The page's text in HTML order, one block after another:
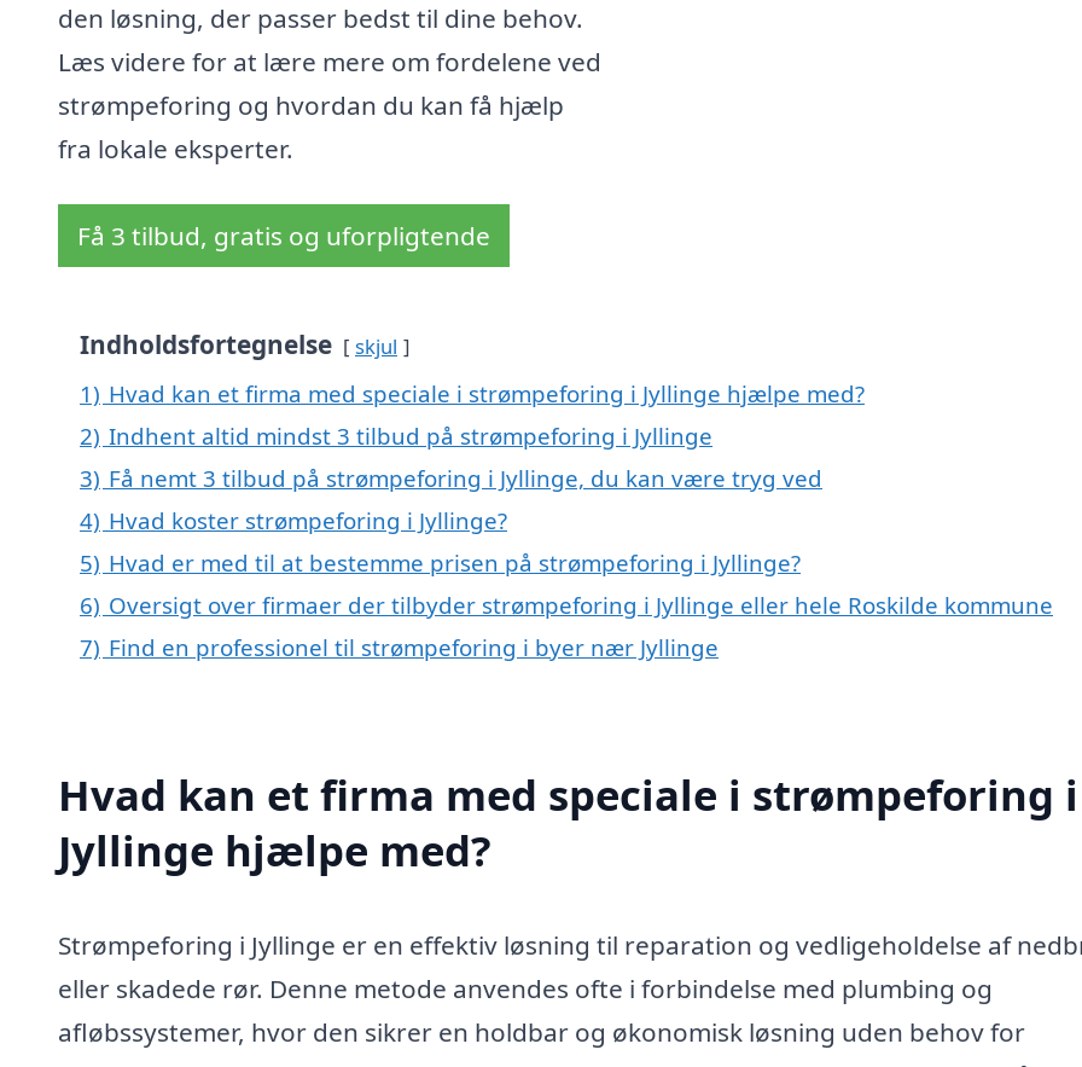
den løsning, der passer bedst til dine behov.
Læs videre for at lære mere om fordelene ved
strømpeforing og hvordan du kan få hjælp
fra lokale eksperter.
Få 3 tilbud, gratis og uforpligtende
Indholdsfortegnelse skjul
1) Hvad kan et firma med speciale i strømpeforing i Jyllinge hjælpe med?
2) Indhent altid mindst 3 tilbud på strømpeforing i Jyllinge
3) Få nemt 3 tilbud på strømpeforing i Jyllinge, du kan være tryg ved
4) Hvad koster strømpeforing i Jyllinge?
5) Hvad er med til at bestemme prisen på strømpeforing i Jyllinge?
6) Oversigt over firmaer der tilbyder strømpeforing i Jyllinge eller hele Roskilde kommune
7) Find en professionel til strømpeforing i byer nær Jyllinge
Hvad kan et firma med speciale i strømpeforing i
Jyllinge hjælpe med?
Strømpeforing i Jyllinge er en effektiv løsning til reparation og vedligeholdelse af
eller skadede rør. Denne metode anvendes ofte i forbindelse med plumbing og
afløbssystemer, hvor den sikrer en holdbar og økonomisk løsning uden behov for